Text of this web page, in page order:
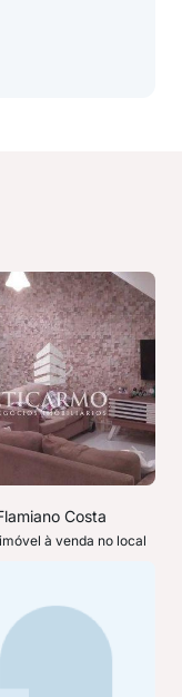
Costa
à venda no local